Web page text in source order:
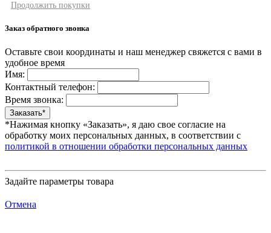
Продолжить покупки
Заказ обратного звонка
Оставьте свои координаты и наш менеджер свяжется с вами в
удобное время
Имя:
Контактный телефон:
Время звонка:
*Нажимая кнопку «Заказать», я даю свое согласие на
обработку моих персональных данных, в соответствии с
политикой в отношении обработки персональных данных
Задайте параметры товара
Отмена